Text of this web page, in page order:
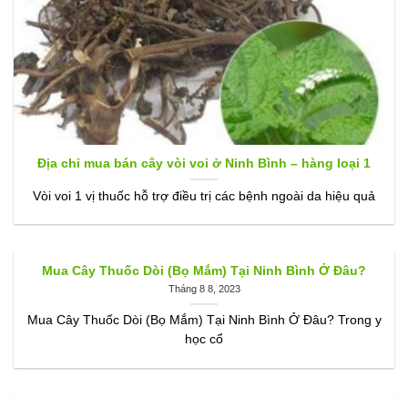
Địa chỉ mua bán cây vòi voi ở Ninh Bình – hàng loại 1
Vòi voi 1 vị thuốc hỗ trợ điều trị các bệnh ngoài da hiệu quả
Mua Cây Thuốc Dòi (Bọ Mắm) Tại Ninh Bình Ở Đâu?
Tháng 8 8, 2023
Mua Cây Thuốc Dòi (Bọ Mắm) Tại Ninh Bình Ở Đâu? Trong y
học cổ